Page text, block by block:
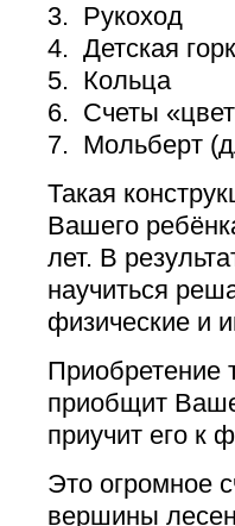
3. Рукоход
4. Детская
5. Кольца
6. Счеты
7. Мольберт
Такая
Вашего
лет. В
научиться
физические и
Приобретение
приобщит
приучит его к
Это огромное
вершины